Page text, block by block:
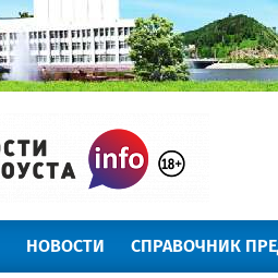
НОВОСТИ СПРАВОЧНИК